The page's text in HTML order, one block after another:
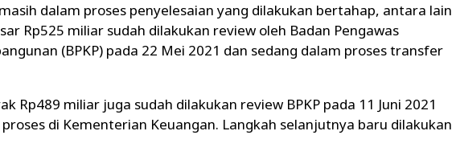
dalam proses penyelesaian yang dilakukan bertahap, antara lain
Rp525 miliar sudah dilakukan review oleh Badan Pengawas
(BPKP) pada 22 Mei 2021 dan sedang dalam proses transfer
Rp489 miliar juga sudah dilakukan review BPKP pada 11 Juni 2021
di Kementerian Keuangan. Langkah selanjutnya baru dilakukan